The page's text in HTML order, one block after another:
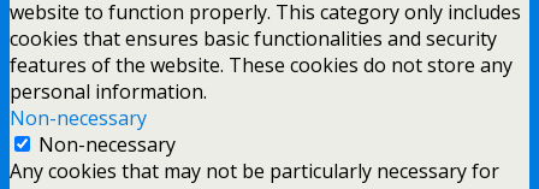
website to function properly. This category only includes
cookies that ensures basic functionalities and security
features of the website. These cookies do not store any
personal information.
Non-necessary
Non-necessary
Any cookies that may not be particularly necessary for